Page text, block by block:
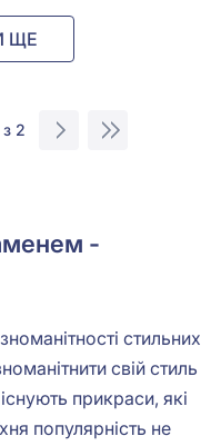
ЩЕ
з 2
-
стильних
свій стиль
прикраси, які
популярність не